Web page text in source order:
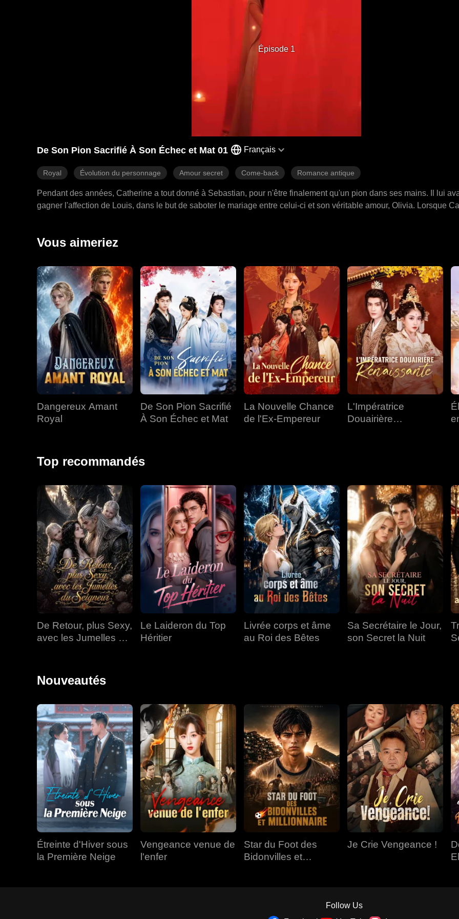
Épisode 1
De Son Pion Sacrifié À Son Échec et Mat 01 Français
Royal Évolution du personnage Amour secret Come-back Romance antique
Pendant des années, Catherine a tout donné à Sebastian, pour n'être finalement qu'un pion dans ses mains. Il lui
gagner l'affection de Louis, dans le but de saboter le mariage entre celui-ci et son véritable amour, Olivia. Lorsque
Vous aimeriez
Dangereux Amant
Royal
De Son Pion Sacrifié
À Son Échec et Mat
La Nouvelle Chance
de l'Ex-Empereur
L'Impératrice
Douairière
Top recommandés
De Retour, plus Sexy,
avec les Jumelles du
Le Laideron du Top
Héritier
Livrée corps et âme
au Roi des Bêtes
Sa Secrétaire le Jour,
son Secret la Nuit
Nouveautés
Étreinte d'Hiver sous
la Première Neige
Vengeance venue de
l'enfer
Star du Foot des
Bidonvilles et
Je Crie Vengeance !
Follow Us